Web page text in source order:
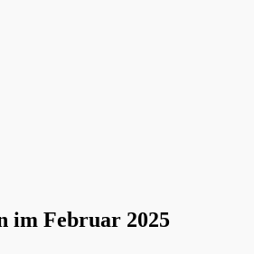
im Februar 2025